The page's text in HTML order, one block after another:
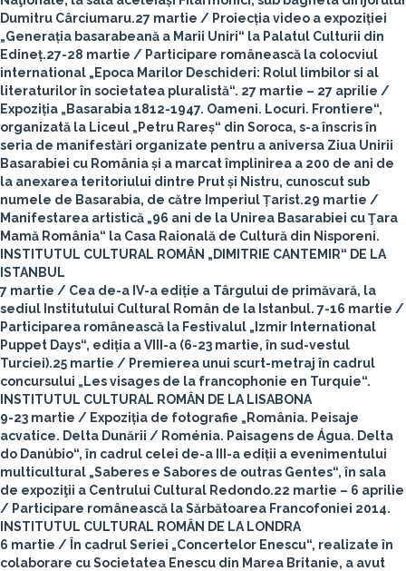
Dumitru Cârciumaru.27 martie / Proiecția video a expoziției
„Generația basarabeană a Marii Uniri“ la Palatul Culturii din
Edineț.27-28 martie / Participare românească la colocviul
international „Epoca Marilor Deschideri: Rolul limbilor si al
literaturilor în societatea pluralistă“. 27 martie – 27 aprilie /
Expoziția „Basarabia 1812-1947. Oameni. Locuri. Frontiere“,
organizată la Liceul „Petru Rareș“ din Soroca, s-a înscris în
seria de manifestări organizate pentru a aniversa Ziua Unirii
Basarabiei cu România și a marcat împlinirea a 200 de ani de
la anexarea teritoriului dintre Prut și Nistru, cunoscut sub
numele de Basarabia, de către Imperiul Țarist.29 martie /
Manifestarea artistică „96 ani de la Unirea Basarabiei cu Ţara
Mamă România“ la Casa Raională de Cultură din Nisporeni.
INSTITUTUL CULTURAL ROMÂN „DIMITRIE CANTEMIR“ DE LA
ISTANBUL
7 martie / Cea de-a IV-a ediție a Târgului de primăvară, la
sediul Institutului Cultural Român de la Istanbul. 7-16 martie /
Participarea românească la Festivalul „Izmir International
Puppet Days“, ediția a VIII-a (6-23 martie, în sud-vestul
Turciei).25 martie / Premierea unui scurt-metraj în cadrul
concursului „Les visages de la francophonie en Turquie“.
INSTITUTUL CULTURAL ROMÂN DE LA LISABONA
9-23 martie / Expoziția de fotografie „România. Peisaje
acvatice. Delta Dunării / Roménia. Paisagens de Água. Delta
do Danúbio“, în cadrul celei de-a III-a ediții a evenimentului
multicultural „Saberes e Sabores de outras Gentes“, în sala
de expoziţii a Centrului Cultural Redondo.22 martie – 6 aprilie
/ Participare românească la Sărbătoarea Francofoniei 2014.
INSTITUTUL CULTURAL ROMÂN DE LA LONDRA
6 martie / În cadrul Seriei „Concertelor Enescu“, realizate în
colaborare cu Societatea Enescu din Marea Britanie, a avut